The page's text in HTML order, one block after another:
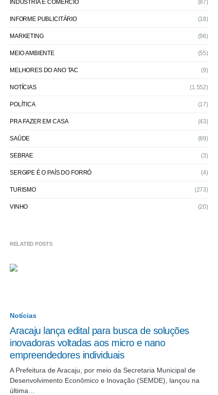
INDÚSTRIA E COMÉRCIO (87)
INFORME PUBLICITÁRIO (18)
MARKETING (96)
MEIO AMBIENTE (55)
MELHORES DO ANO TAC (9)
NOTÍCIAS (1.552)
POLÍTICA (17)
PRA FAZER EM CASA (43)
SAÚDE (89)
SEBRAE (3)
SERGIPE É O PAÍS DO FORRÓ (4)
TURISMO (273)
VINHO (20)
RELATED POSTS
Notícias
Aracaju lança edital para busca de soluções
inovadoras voltadas aos micro e nano
empreendedores individuais
A Prefeitura de Aracaju, por meio da Secretaria Municipal de
Desenvolvimento Econômico e Inovação (SEMDE), lançou na
última…